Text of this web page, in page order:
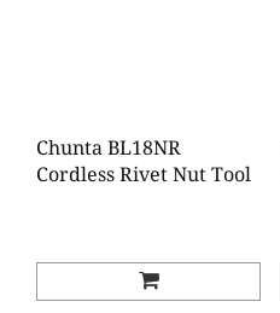
Chunta BL18NR
Cordless Rivet Nut Tool